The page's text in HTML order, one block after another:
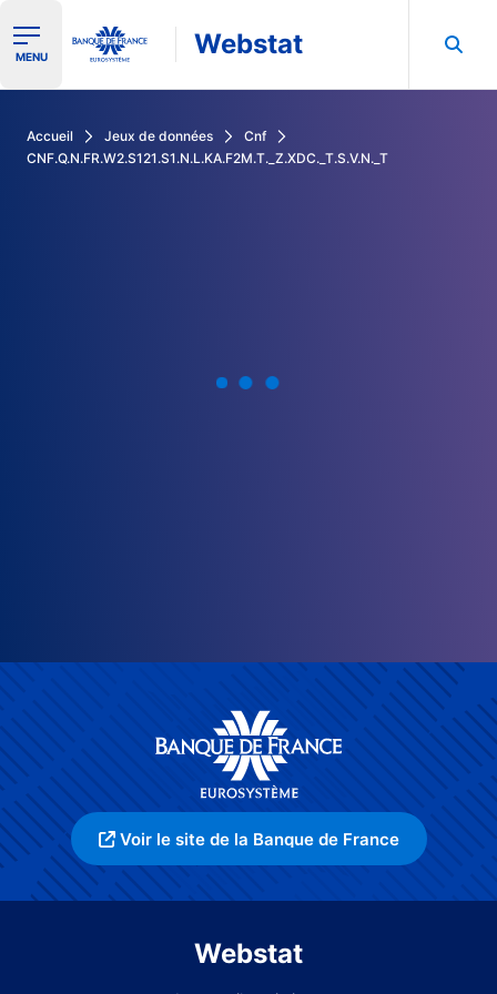
Ouvrir le menu de navigation
MENU Webstat
Accueil Jeux de données
Cnf
CNF.Q.N.FR.W2.S121.S1.N.L.KA.F2M.T._Z.XDC._T.S.V.N._T
Voir le site de la Banque de France
Webstat